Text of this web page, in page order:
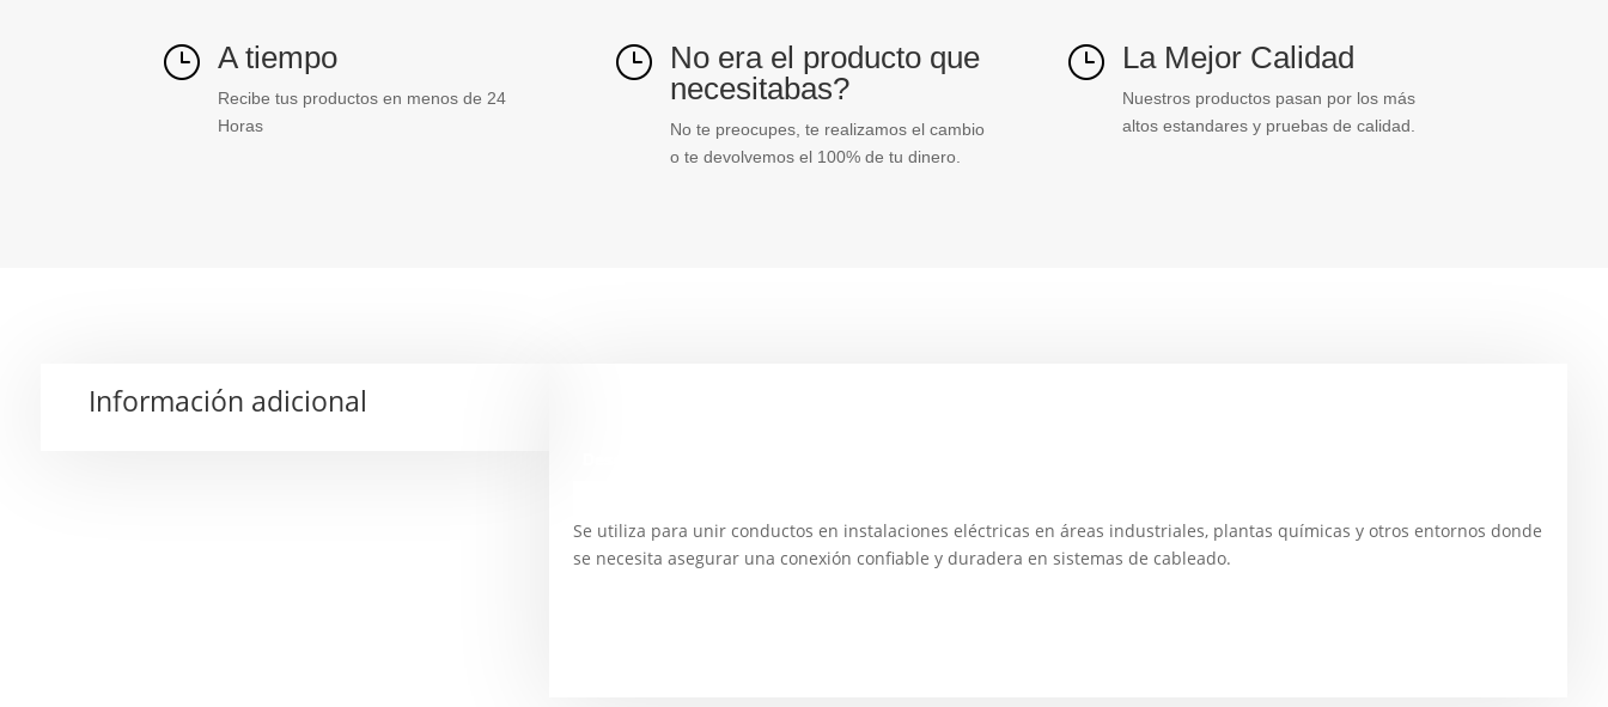
} A tiempo
Recibe tus productos en menos de 24
Horas
} No era el producto que
necesitabas?
No te preocupes, te realizamos el cambio
o te devolvemos el 100% de tu dinero.
} La Mejor Calidad
Nuestros productos pasan por los más
altos estandares y pruebas de calidad.
Información adicional
Se utiliza para unir conductos en instalaciones eléctricas en áreas industriales, plantas químicas y otros entornos donde
se necesita asegurar una conexión confiable y duradera en sistemas de cableado.